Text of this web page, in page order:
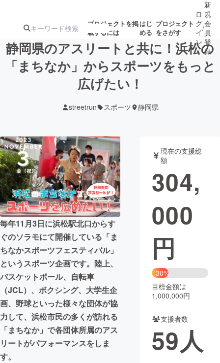
プロジェクトを掲
載するには
はじ
める
プロジェクト
をさがす
注目の新着プロ
ジェクト
募集終了が近いプ
テクノロジー・ガジェット
映像・映画 書籍・雑誌
ビジネス・起業 チャレンジ
まちづくり・地域活性化
CAMPFIRE for Social Good
CAMPFIRE Creation
CAMPFIREふるさと納税machi-ya コミュニティ
ロ
グ
イ
ン
/
新
規
会
員
登
録
静岡県のアスリートと共に！浜松の
「まちなか」からスポーツをもっと
広げたい！
streetrun スポーツ 静岡県
毎年11月3日に浜松駅北口からす
ぐのソラモにて開催している「ま
ちなかスポーツフェスティバル」
というスポーツ企画です。陸上、
バスケットボール、自転車
（JCL）、ボクシング、大学生企
画、野球といった様々な団体が協
力して、浜松市民の多くが訪れる
「まちなか」で各団体所属のアス
リートがパフォーマンスをしま
す。
現在の支援総
額
304,
000
円
30%
目標金額は
1,000,000円
支援者数
59人